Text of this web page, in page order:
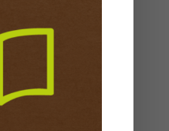
: 04001492